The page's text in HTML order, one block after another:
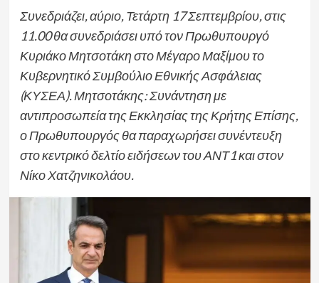
Συνεδριάζει, αύριο, Τετάρτη 17 Σεπτεμβρίου, στις
11.00 θα συνεδριάσει υπό τον Πρωθυπουργό
Κυριάκο Μητσοτάκη στο Μέγαρο Μαξίμου το
Κυβερνητικό Συμβούλιο Εθνικής Ασφάλειας
(ΚΥΣΕΑ). Μητσοτάκης: Συνάντηση με
αντιπροσωπεία της Εκκλησίας της Κρήτης Επίσης,
ο Πρωθυπουργός θα παραχωρήσει συνέντευξη
στο κεντρικό δελτίο ειδήσεων του ΑΝΤ1 και στον
Νίκο Χατζηνικολάου.